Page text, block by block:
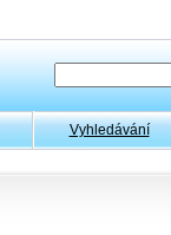
Vyhledávání